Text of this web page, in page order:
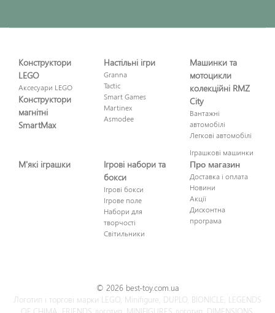
Конструктори
LEGO
Аксесуари LEGO
Конструктори
магнітні
SmartMax
Настільні ігри
Granna
Tactic
Smart Games
Martinex
Asmodee
Машинки та
мотоцикли
колекційні RMZ
City
Вантажні
автомобілі
Легкові автомобілі
Іграшкові машинки
М'які іграшки
Ігрові набори та
бокси
Ігрові бокси
Ігрове поле
Набори для
творчості
Світильники
Про магазин
Доставка і оплата
Новини
Акції
Дисконтна
програма
© 2026 best-toy.com.ua
Логотип і торгові марки LEGO, Minifigure, DUPLO, BIONICLE, LEGENDS
OF CHIMA, FRIENDS логотип, MINIFIGURES логотип, DIMENSIONS,